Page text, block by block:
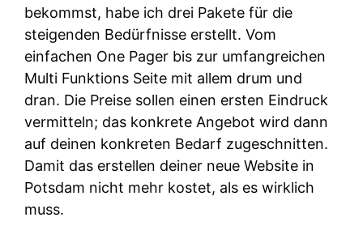
bekommst, habe ich drei Pakete für die
steigenden Bedürfnisse erstellt. Vom
einfachen One Pager bis zur umfangreichen
Multi Funktions Seite mit allem drum und
dran. Die Preise sollen einen ersten Eindruck
vermitteln; das konkrete Angebot wird dann
auf deinen konkreten Bedarf zugeschnitten.
Damit das erstellen deiner neue Website in
Potsdam nicht mehr kostet, als es wirklich
muss.